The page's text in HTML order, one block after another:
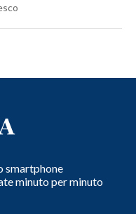
smartphone
minuto per minuto